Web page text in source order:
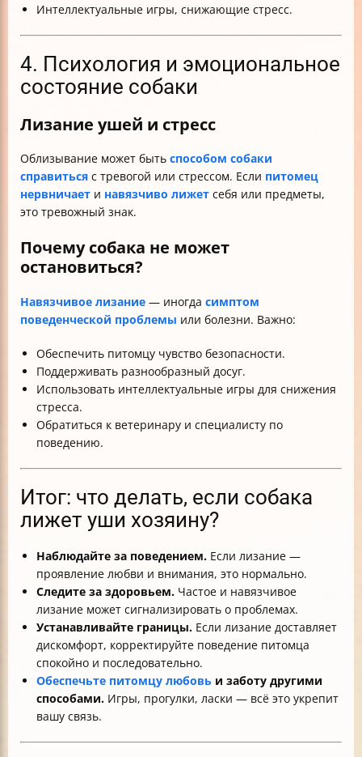
Интеллектуальные игры, снижающие стресс.
4. Психология и эмоциональное
состояние собаки
Лизание ушей и стресс
Облизывание может быть способом собаки
справиться с тревогой или стрессом. Если питомец
нервничает и навязчиво лижет себя или предметы,
это тревожный знак.
Почему собака не может
остановиться?
Навязчивое лизание — иногда симптом
поведенческой проблемы или болезни. Важно:
Обеспечить питомцу чувство безопасности.
Поддерживать разнообразный досуг.
Использовать интеллектуальные игры для снижения
стресса.
Обратиться к ветеринару и специалисту по
поведению.
Итог: что делать, если собака
лижет уши хозяину?
Наблюдайте за поведением. Если лизание —
проявление любви и внимания, это нормально.
Следите за здоровьем. Частое и навязчивое
лизание может сигнализировать о проблемах.
Устанавливайте границы. Если лизание доставляет
дискомфорт, корректируйте поведение питомца
спокойно и последовательно.
Обеспечьте питомцу любовь и заботу другими
способами. Игры, прогулки, ласки — всё это укрепит
вашу связь.